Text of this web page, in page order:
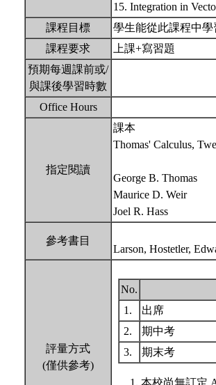
15. Integration in
課程目標
學生能從此課程中
課程要求
上課+寫習題
預期每週課前或/
與課後學習時數
Office Hours
指定閱讀
課本
Thomas' Calculus,
George B. Thomas
Maurice D. Weir
Joel R. Hass
參考書目
Larson, Hostetler,
評量方式
(僅供參考)
No.
1.
出席
2.
期中考
3.
期末考
本校尚無訂定